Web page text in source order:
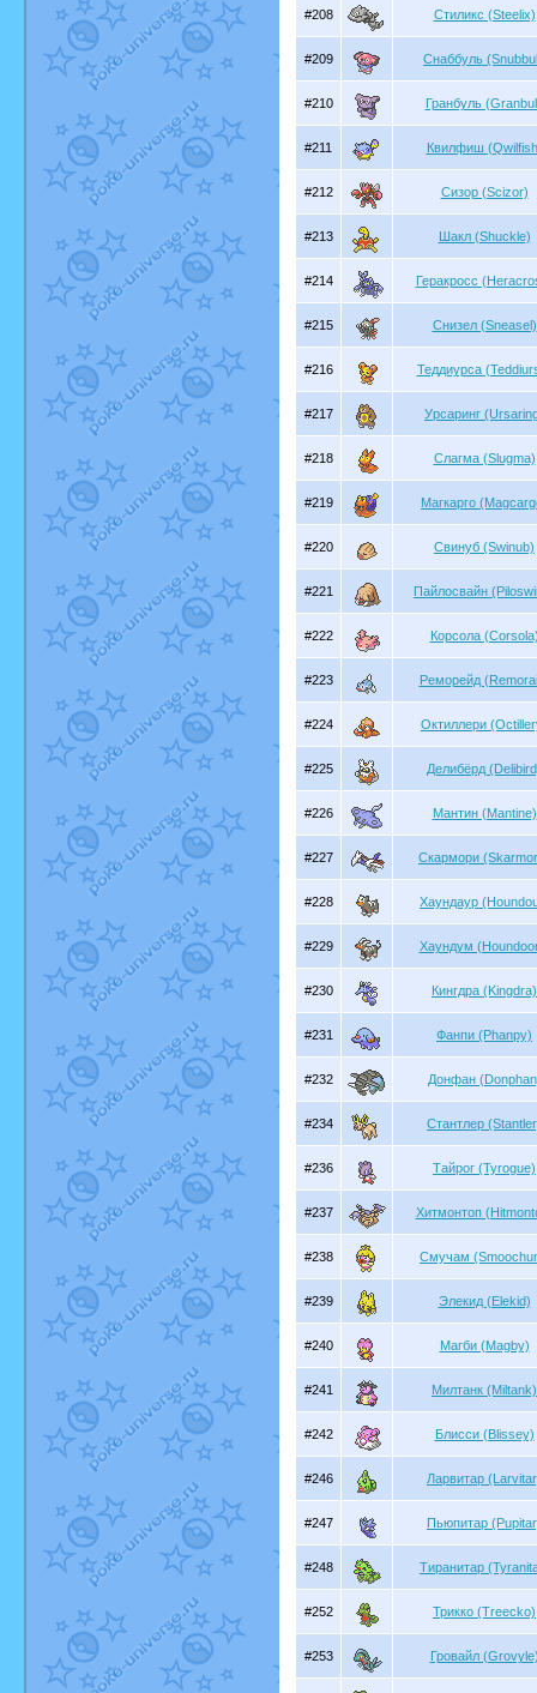
#208 Стиликс (Steelix)
#209 Снаббуль
#210 Гранбуль
#211 Квилфиш
#212 Сизор (Scizor)
#213 Шакл (Shuckle)
#214 Геракросс
#215 Снизел (Sneasel)
#216 Теддиурса
#217 Урсаринг
#218 Слагма (Slugma)
#219 Магкарго
#220 Свинуб (Swinub)
#221 Пайлосвайн
#222 Корсола
#223 Реморейд
#224 Октиллери
#225 Делибёрд
#226 Мантин (Mantine)
#227 Скармори
#228 Хаундаур
#229 Хаундум
#230 Кингдра (Kingdra)
#231 Фанпи (Phanpy)
#232 Донфан
#234 Стантлер
#236 Тайрог (Tyrogue)
#237 Хитмонтоп
#238 Смучам
#239 Элекид (Elekid)
#240 Магби (Magby)
#241 Милтанк (Miltank)
#242 Блисси (Blissey)
#246 Ларвитар
#247 Пьюпитар
#248 Тиранитар
#252 Трикко (Treecko)
#253 Гровайл